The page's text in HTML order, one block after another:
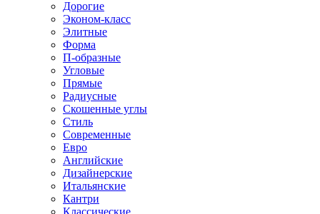
Дорогие
Эконом-класс
Элитные
Форма
П-образные
Угловые
Прямые
Радиусные
Скошенные углы
Стиль
Современные
Евро
Английские
Дизайнерские
Итальянские
Кантри
Классические